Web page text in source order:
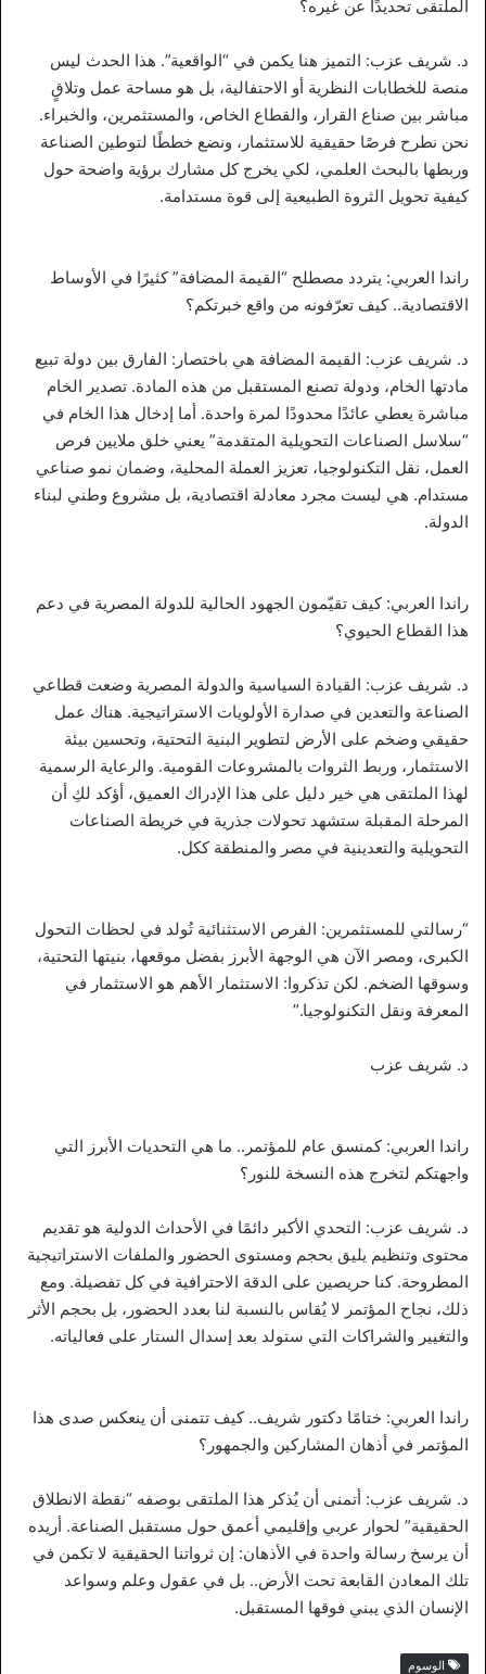
الملتقى تحديدًا عن غيره؟
د. شريف عزب: التميز هنا يكمن في “الواقعية”. هذا الحدث ليس
منصة للخطابات النظرية أو الاحتفالية، بل هو مساحة عمل وتلاقٍ
مباشر بين صناع القرار، والقطاع الخاص، والمستثمرين، والخبراء.
نحن نطرح فرصًا حقيقية للاستثمار، ونضع خططًا لتوطين الصناعة
وربطها بالبحث العلمي، لكي يخرج كل مشارك برؤية واضحة حول
كيفية تحويل الثروة الطبيعية إلى قوة مستدامة.
راندا العربي: يتردد مصطلح “القيمة المضافة” كثيرًا في الأوساط
الاقتصادية.. كيف تعرّفونه من واقع خبرتكم؟
د. شريف عزب: القيمة المضافة هي باختصار: الفارق بين دولة تبيع
مادتها الخام، ودولة تصنع المستقبل من هذه المادة. تصدير الخام
مباشرة يعطي عائدًا محدودًا لمرة واحدة. أما إدخال هذا الخام في
“سلاسل الصناعات التحويلية المتقدمة” يعني خلق ملايين فرص
العمل، نقل التكنولوجيا، تعزيز العملة المحلية، وضمان نمو صناعي
مستدام. هي ليست مجرد معادلة اقتصادية، بل مشروع وطني لبناء
الدولة.
راندا العربي: كيف تقيّمون الجهود الحالية للدولة المصرية في دعم
هذا القطاع الحيوي؟
د. شريف عزب: القيادة السياسية والدولة المصرية وضعت قطاعي
الصناعة والتعدين في صدارة الأولويات الاستراتيجية. هناك عمل
حقيقي وضخم على الأرض لتطوير البنية التحتية، وتحسين بيئة
الاستثمار، وربط الثروات بالمشروعات القومية. والرعاية الرسمية
لهذا الملتقى هي خير دليل على هذا الإدراك العميق، أؤكد لكِ أن
المرحلة المقبلة ستشهد تحولات جذرية في خريطة الصناعات
التحويلية والتعدينية في مصر والمنطقة ككل.
“رسالتي للمستثمرين: الفرص الاستثنائية تُولد في لحظات التحول
الكبرى، ومصر الآن هي الوجهة الأبرز بفضل موقعها، بنيتها التحتية،
وسوقها الضخم. لكن تذكروا: الاستثمار الأهم هو الاستثمار في
المعرفة ونقل التكنولوجيا.”
د. شريف عزب
راندا العربي: كمنسق عام للمؤتمر.. ما هي التحديات الأبرز التي
واجهتكم لتخرج هذه النسخة للنور؟
د. شريف عزب: التحدي الأكبر دائمًا في الأحداث الدولية هو تقديم
محتوى وتنظيم يليق بحجم ومستوى الحضور والملفات الاستراتيجية
المطروحة. كنا حريصين على الدقة الاحترافية في كل تفصيلة. ومع
ذلك، نجاح المؤتمر لا يُقاس بالنسبة لنا بعدد الحضور، بل بحجم الأثر
والتغيير والشراكات التي ستولد بعد إسدال الستار على فعالياته.
راندا العربي: ختامًا دكتور شريف.. كيف تتمنى أن ينعكس صدى هذا
المؤتمر في أذهان المشاركين والجمهور؟
د. شريف عزب: أتمنى أن يُذكر هذا الملتقى بوصفه “نقطة الانطلاق
الحقيقية” لحوار عربي وإقليمي أعمق حول مستقبل الصناعة. أريده
أن يرسخ رسالة واحدة في الأذهان: إن ثرواتنا الحقيقية لا تكمن في
تلك المعادن القابعة تحت الأرض.. بل في عقول وعلم وسواعد
الإنسان الذي يبني فوقها المستقبل.
الوسوم